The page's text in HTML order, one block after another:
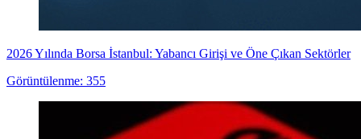
2026 Yılında Borsa İstanbul: Yabancı Girişi ve Öne Çıkan Sektörler
Görüntülenme: 355